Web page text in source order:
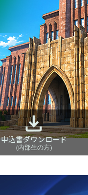
申込書ダウンロード
(内部生の方)